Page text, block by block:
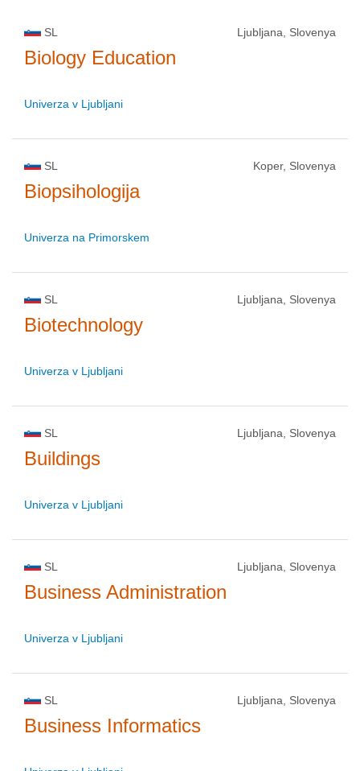
SL Ljubljana, Slovenya
Biology Education
Univerza v Ljubljani
SL Koper, Slovenya
Biopsihologija
Univerza na Primorskem
SL Ljubljana, Slovenya
Biotechnology
Univerza v Ljubljani
SL Ljubljana, Slovenya
Buildings
Univerza v Ljubljani
SL Ljubljana, Slovenya
Business Administration
Univerza v Ljubljani
SL Ljubljana, Slovenya
Business Informatics